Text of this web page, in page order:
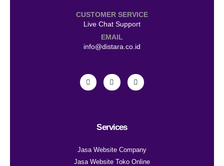
CUSTOMER SERVICE
Live Chat Support
EMAIL
info@distara.co.id
Services
Jasa Website Company
Jasa Website Toko Online